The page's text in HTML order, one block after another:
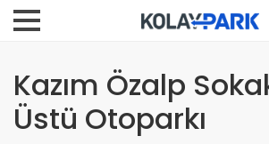
Kazım Özalp
Üstü Otoparkı